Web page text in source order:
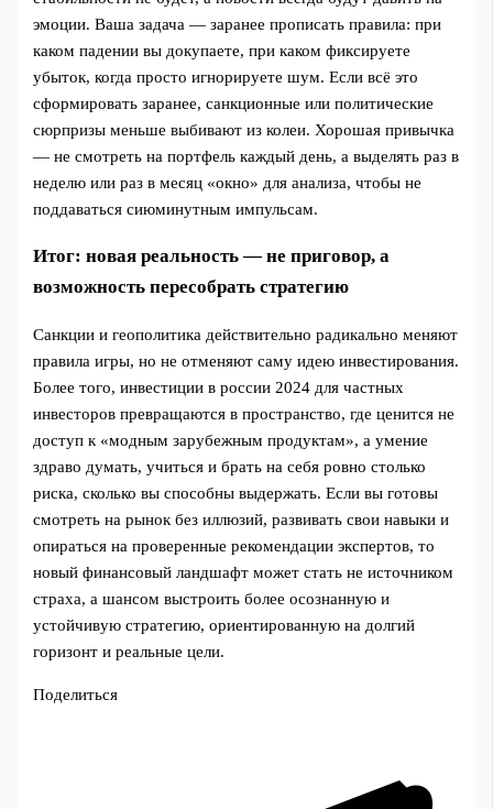
эмоции. Ваша задача — заранее прописать правила: при
каком падении вы докупаете, при каком фиксируете
убыток, когда просто игнорируете шум. Если всё это
сформировать заранее, санкционные или политические
сюрпризы меньше выбивают из колеи. Хорошая привычка
— не смотреть на портфель каждый день, а выделять раз в
неделю или раз в месяц «окно» для анализа, чтобы не
поддаваться сиюминутным импульсам.
Итог: новая реальность — не приговор, а
возможность пересобрать стратегию
Санкции и геополитика действительно радикально меняют
правила игры, но не отменяют саму идею инвестирования.
Более того, инвестиции в россии 2024 для частных
инвесторов превращаются в пространство, где ценится не
доступ к «модным зарубежным продуктам», а умение
здраво думать, учиться и брать на себя ровно столько
риска, сколько вы способны выдержать. Если вы готовы
смотреть на рынок без иллюзий, развивать свои навыки и
опираться на проверенные рекомендации экспертов, то
новый финансовый ландшафт может стать не источником
страха, а шансом выстроить более осознанную и
устойчивую стратегию, ориентированную на долгий
горизонт и реальные цели.
Поделиться